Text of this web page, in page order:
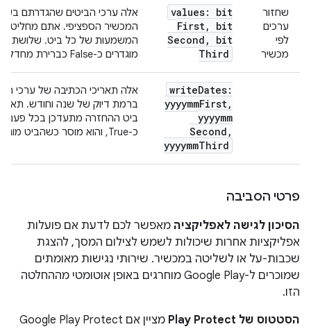
שחזור
ערכים
לפי
מכשיר
values: bit
First,
bit
Second ,
bit
Third
אלה ערכי הביטים שהגדרתם
המכשיר הספציפי. אתם
המשמעות של כל ביט. שלושת
מוגדרים כ-False כברירת מחדל.
writeDates:
yyyymmFirst,
yyyymm
Second ,
yyyymmThird
ברמת דיוק של שנה וחודש.
ביט ההחזרה מתעדכן בכל פעם
כ-True, והוא מוסר כשהביט מוגדר כ-False.
פרטי הסביבה
הסיכון לגישה לאפליקציה מאפשר לכם לדעת אם פועלות
אפליקציות אחרות שיכולות לשמש לצילום המסך, להצגת
שכבות-על או לשליטה במכשיר. שירותי נגישות מאומתים
שמוכרים ל-Google Play מוחרגים באופן אוטומטי מההחלטה
הזו.
הסטטוס של Play Protect
מציין אם Google Play Protect